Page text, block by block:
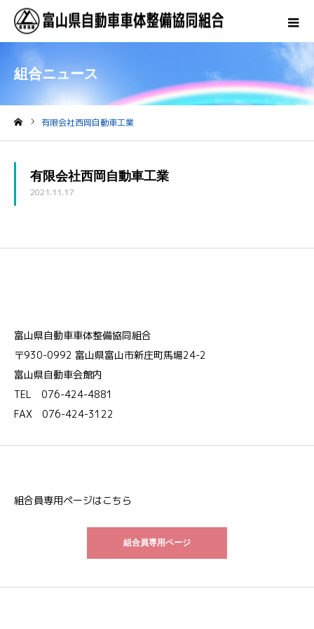
組合ニュース
有限会社西岡自動車工業
有限会社西岡自動車工業
2021.11.17
富山県自動車車体整備協同組合
〒930-0992 富山県富山市新庄町馬場24-2
富山県自動車会館内
TEL 076-424-4881
FAX 076-424-3122
組合員専用ページはこちら
組合員専用ページ